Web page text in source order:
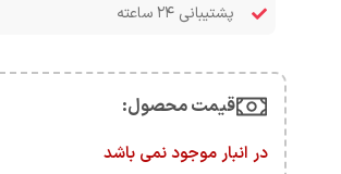
پشتیبانی ۲۴ ساعته
قیمت محصول:​
در انبار موجود نمی باشد